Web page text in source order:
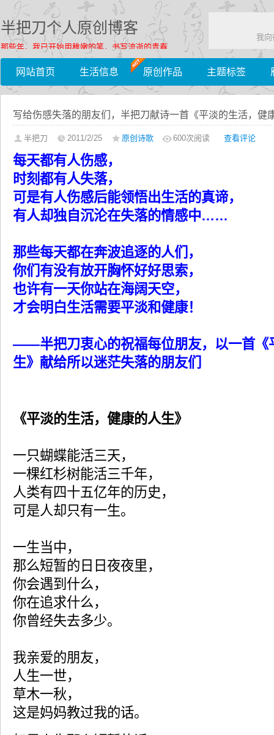
半把刀个人原创博客
那些年，我已开始用稚嫩的笔，书写流逝的青春……
我向
网站首页 生活信息 原创作品 主题标签
写给伤感失落的朋友们，半把刀献诗一首《平淡的生活，健
半把刀 2011/2/25 原创诗歌 600次阅读 查看评论
每天都有人伤感，
时刻都有人失落，
可是有人伤感后能领悟出生活的真谛，
有人却独自沉沦在失落的情感中……
那些每天都在奔波追逐的人们，
你们有没有放开胸怀好好思索，
也许有一天你站在海阔天空，
才会明白生活需要平淡和健康！
——半把刀衷心的祝福每位朋友，以一首《
生》献给所以迷茫失落的朋友们
《平淡的生活，健康的人生》
一只蝴蝶能活三天，
一棵红杉树能活三千年，
人类有四十五亿年的历史，
可是人却只有一生。
一生当中，
那么短暂的日日夜夜里，
你会遇到什么，
你在追求什么，
你曾经失去多少。
我亲爱的朋友，
人生一世，
草木一秋，
这是妈妈教过我的话。